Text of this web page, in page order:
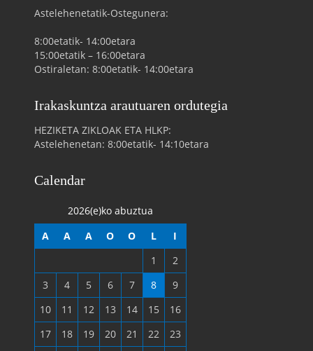
Astelehenetatik-Ostegunera:
8:00etatik- 14:00etara
15:00etatik – 16:00etara
Ostiraletan: 8:00etatik- 14:00etara
Irakaskuntza arautuaren ordutegia
HEZIKETA ZIKLOAK ETA HLKP:
Astelehenetan: 8:00etatik- 14:10etara
Calendar
2026(e)ko abuztua
A
A A O O L
I
1
2
3
4 5 6 7 8
9
10
11 12 13 14 15
16
17
18 19 20 21 22
23